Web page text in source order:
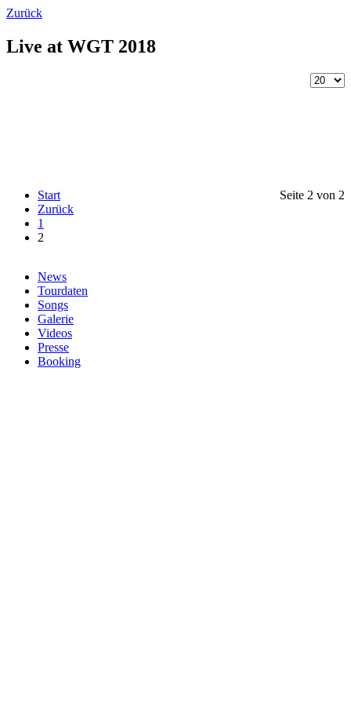
Zurück
Live at WGT 2018
Seite 2 von 2
Start
Zurück
1
2
News
Tourdaten
Songs
Galerie
Videos
Presse
Booking